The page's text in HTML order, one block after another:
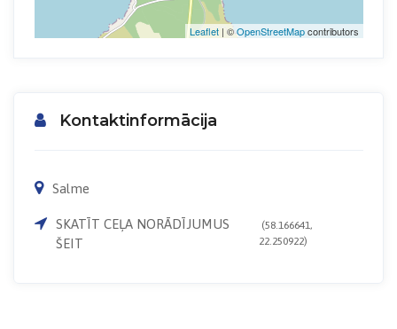
Leaflet| ©OpenStreetMapcontributors
Kontaktinformācija
Salme
SKATĪT CEĻA NORĀDĪJUMUS
ŠEIT
(58.166641,
22.250922)